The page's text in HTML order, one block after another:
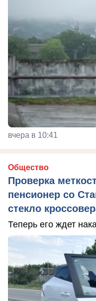
вчера в 10:41
Общество
Проверка
пенсионер со
стекло
Теперь его ждет